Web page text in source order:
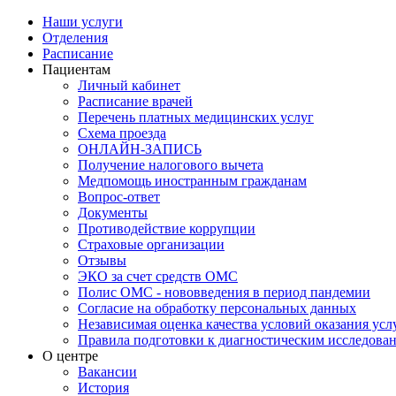
Наши услуги
Отделения
Расписание
Пациентам
Личный кабинет
Расписание врачей
Перечень платных медицинских услуг
Схема проезда
ОНЛАЙН-ЗАПИСЬ
Получение налогового вычета
Медпомощь иностранным гражданам
Вопрос-ответ
Документы
Противодействие коррупции
Страховые организации
Отзывы
ЭКО за счет средств ОМС
Полис ОМС - нововведения в период пандемии
Согласие на обработку персональных данных
Независимая оценка качества условий оказания
Правила подготовки к диагностическим
О центре
Вакансии
История